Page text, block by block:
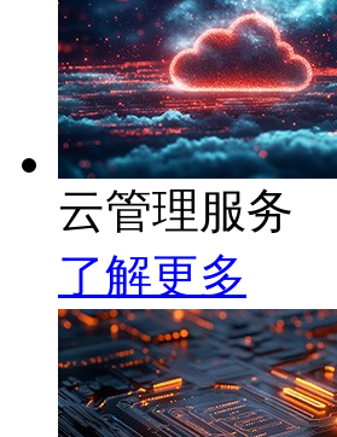
云管理服务
了解更多